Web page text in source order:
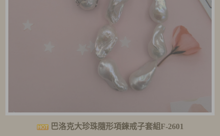
巴洛克大珍珠隨形項鍊戒子套組F-2601